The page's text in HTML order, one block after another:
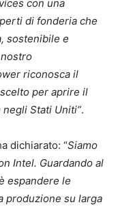
con una
di fonderia che
sostenibile e
riconosca il
per aprire il
Stati Uniti”.
dichiarato: “Siamo
Intel. Guardando al
espandere le
produzione su larga